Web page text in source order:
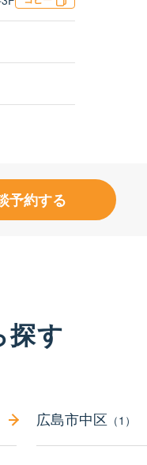
予約する
探す
広島市中区 （1）